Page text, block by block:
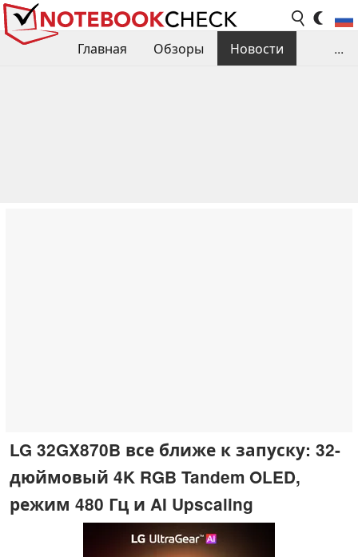
Главная Обзоры
Новости
...
LG 32GX870B все ближе к запуску: 32-
дюймовый 4K RGB Tandem OLED,
режим 480 Гц и AI Upscaling